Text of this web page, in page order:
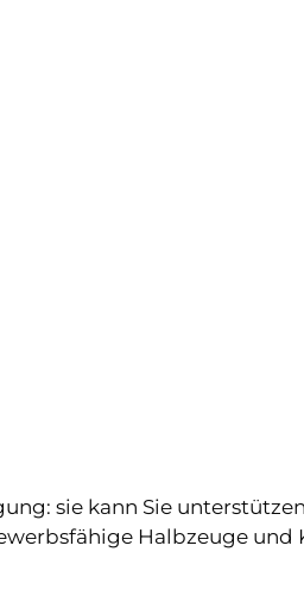
sie kann Sie
Halbzeuge und